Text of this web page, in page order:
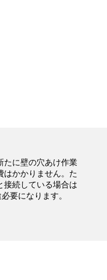
たに壁の穴あけ作業
はかかりません。た
接続している場合は
要になります。